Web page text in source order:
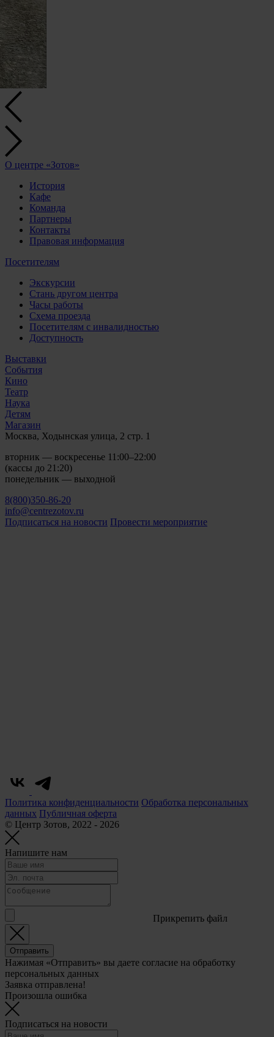
О центре «Зотов»
История
Кафе
Команда
Партнеры
Контакты
Правовая информация
Посетителям
Экскурсии
Стань другом центра
Часы работы
Схема проезда
Посетителям с инвалидностью
Доступность
Выставки
События
Кино
Театр
Наука
Детям
Магазин
Москва, Ходынская улица, 2 стр. 1
вторник — воскресенье 11:00–22:00
(кассы до 21:20)
понедельник — выходной
8(800)350-86-20
info@centrezotov.ru
Подписаться на новости Провести мероприятие
Политика конфиденциальности Обработка персональных
данных Публичная оферта
© Центр Зотов, 2022 - 2026
Напишите нам
Прикрепить файл
Отправить
Нажимая «Отправить» вы даете согласие на обработку
персональных данных
Заявка отправлена!
Произошла ошибка
Подписаться на новости